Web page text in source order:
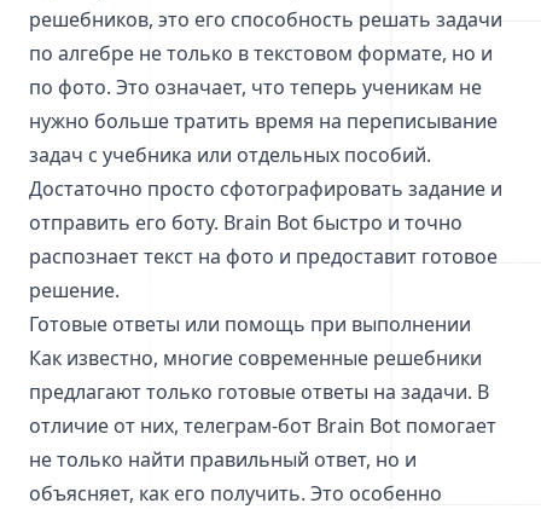
решебников, это его способность решать задачи
по алгебре не только в текстовом формате, но и
по фото. Это означает, что теперь ученикам не
нужно больше тратить время на переписывание
задач с учебника или отдельных пособий.
Достаточно просто сфотографировать задание и
отправить его боту. Brain Bot быстро и точно
распознает текст на фото и предоставит готовое
решение.
Готовые ответы или помощь при выполнении
Как известно, многие современные решебники
предлагают только готовые ответы на задачи. В
отличие от них, телеграм-бот Brain Bot помогает
не только найти правильный ответ, но и
объясняет, как его получить. Это особенно